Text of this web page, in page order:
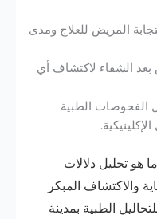
المريض للعلاج ومدى
بعد الشفاء لاكتشاف أي
الفحوصات الطبية
هو تحليل دلالات
والاكتشاف المبكر
الطبية بمدينة